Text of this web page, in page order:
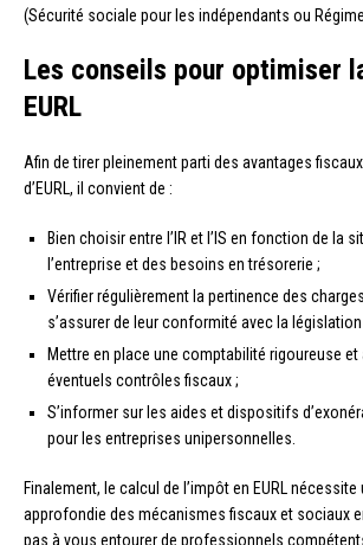
(Sécurité sociale pour les indépendants ou
Les conseils pour optimiser
EURL
Afin de tirer pleinement parti des avantages
d’EURL, il convient de :
Bien choisir entre l’IR et l’IS en fonction de la
l’entreprise et des besoins en trésorerie ;
Vérifier régulièrement la pertinence des
s’assurer de leur conformité avec la
Mettre en place une comptabilité rigoureuse et
éventuels contrôles fiscaux ;
S’informer sur les aides et dispositifs
pour les entreprises unipersonnelles.
Finalement, le calcul de l’impôt en EURL
approfondie des mécanismes fiscaux et sociaux
pas à vous entourer de professionnels